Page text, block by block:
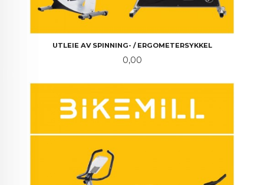
UTLEIE AV SPINNING- / ERGOMETERSYKKEL
Pris
0,00